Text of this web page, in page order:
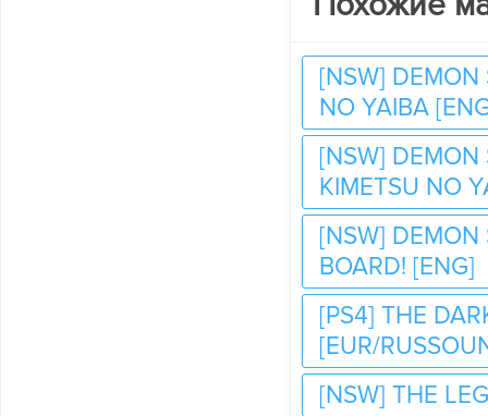
[NSW] DEMON
NO YAIBA
[NSW] DEMON
KIMETSU NO
[NSW] DEMON
BOARD! [ENG]
[PS4] THE
[EUR/
[NSW] THE